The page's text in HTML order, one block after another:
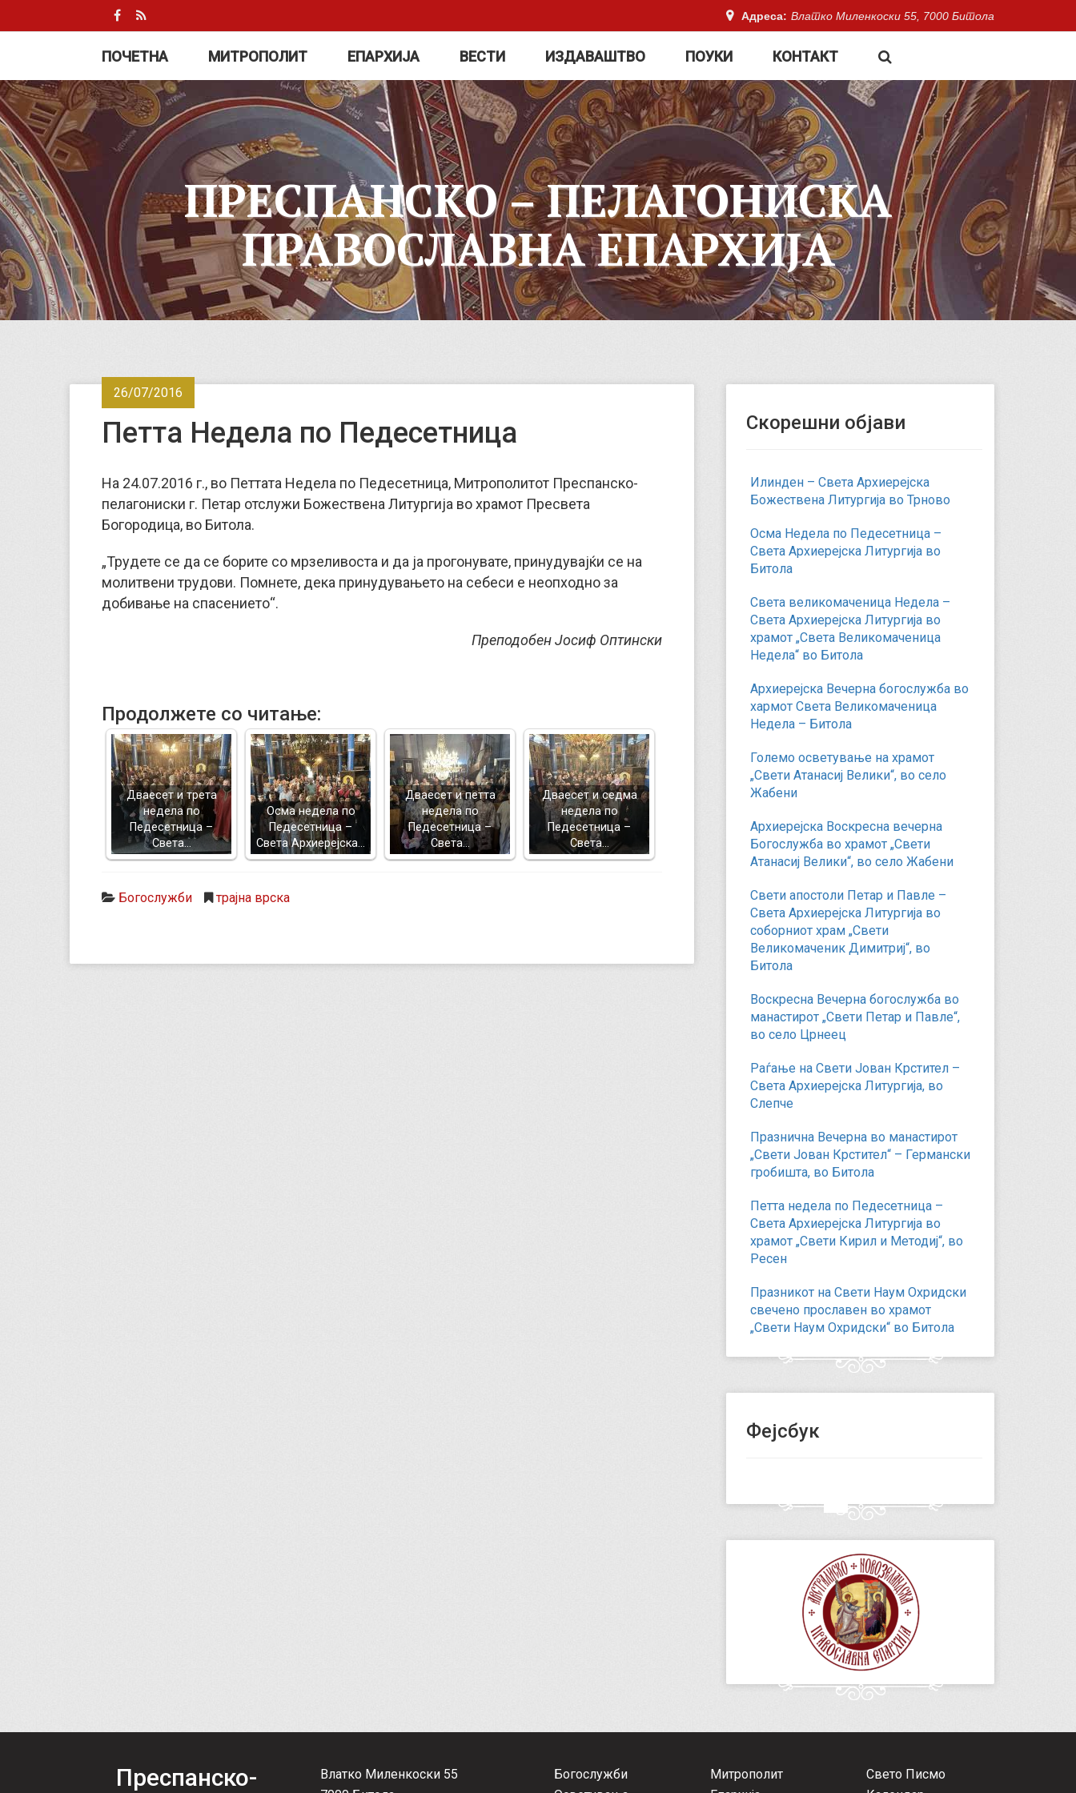
Адреса: Влатко Миленкоски 55, 7000 Битола
ПОЧЕТНА МИТРОПОЛИТ ЕПАРХИЈА ВЕСТИ ИЗДАВАШТВО ПОУКИ КОНТАКТ
ПРЕСПАНСКО – ПЕЛАГОНИСКА
ПРАВОСЛАВНА ЕПАРХИЈА
26/07/2016
Петта Недела по Педесетница
На 24.07.2016 г., во Петтата Недела по Педесетница, Митрополитот Преспанско-
пелагониски г. Петар отслужи Божествена Литургија во храмот Пресвета
Богородица, во Битола.
„Трудете се да се борите со мрзеливоста и да ја прогонувате, принудувајќи се на
молитвени трудови. Помнете, дека принудувањето на себеси е неопходно за
добивање на спасението“.
Преподобен Јосиф Оптински
Продолжете со читање:
Дваесет и трета
недела по
Педесетница –
Света…
Осма недела по
Педесетница –
Света Архиерејска…
Дваесет и петта
недела по
Педесетница –
Света…
Дваесет и седма
недела по
Педесетница –
Света…
Богослужби трајна врска
Скорешни објави
Илинден – Света Архиерејска
Божествена Литургија во Трново
Осма Недела по Педесетница –
Света Архиерејска Литургија во
Битола
Света великомаченица Недела –
Света Архиерејска Литургија во
храмот „Света Великомаченица
Недела“ во Битола
Архиерејска Вечерна богослужба во
хармот Света Великомаченица
Недела – Битола
Големо осветување на храмот
„Свети Атанасиј Велики“, во село
Жабени
Архиерејска Воскресна вечерна
Богослужба во храмот „Свети
Атанасиј Велики“, во село Жабени
Свети апостоли Петар и Павле –
Света Архиерејска Литургија во
соборниот храм „Свети
Великомаченик Димитриј“, во
Битола
Воскресна Вечерна богослужба во
манастирот „Свети Петар и Павле“,
во село Црнеец
Раѓање на Свети Јован Крстител –
Света Архиерејска Литургија, во
Слепче
Празнична Вечерна во манастирот
„Свети Јован Крстител“ – Германски
гробишта, во Битола
Петта недела по Педесетница –
Света Архиерејска Литургија во
храмот „Свети Кирил и Методиј“, во
Ресен
Празникот на Свети Наум Охридски
свечено прославен во храмот
„Свети Наум Охридски“ во Битола
Фејсбук
Преспанско-
Влатко Миленкоски 55
Богослужби
Митрополит
Свето Писмо